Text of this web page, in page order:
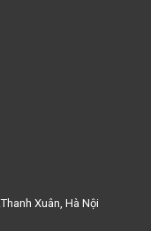
Xuân, Hà Nội